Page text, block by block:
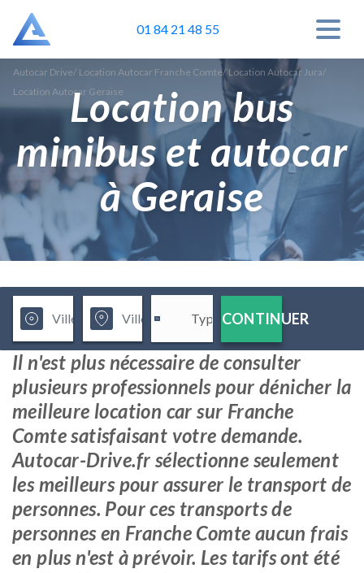
01 84 21 48 55
Autocar Drive/ Location Autocar Franche Comte/ Location Autocar Jura/
Location Autocar GeraiseLocation bus
minibus et autocar
à Geraise
CONTINUER
Il n'est plus nécessaire de consulter
plusieurs professionnels pour dénicher la
meilleure location car sur Franche
Comte satisfaisant votre demande.
Autocar-Drive.fr sélectionne seulement
les meilleurs pour assurer le transport de
personnes. Pour ces transports de
personnes en Franche Comte aucun frais
en plus n'est à prévoir. Les tarifs ont été